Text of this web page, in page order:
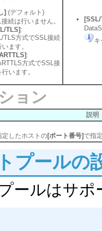
] :(デフォルト)
続は行いません。
TLS] :
TLS方式でSSL接続
ます。
:
方式でSSL接
います。
ョン
説明
定したホストの[ポート番号] で指
プールの
ールはサ